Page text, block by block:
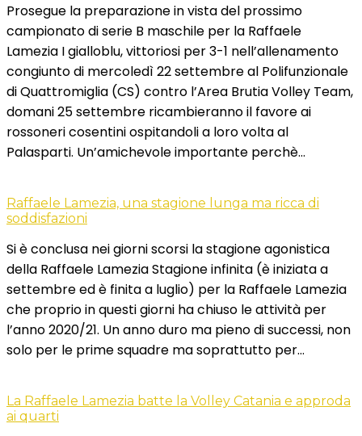
Prosegue la preparazione in vista del prossimo
campionato di serie B maschile per la Raffaele
Lamezia I gialloblu, vittoriosi per 3-1 nell’allenamento
congiunto di mercoledì 22 settembre al Polifunzionale
di Quattromiglia (CS) contro l’Area Brutia Volley Team,
domani 25 settembre ricambieranno il favore ai
rossoneri cosentini ospitandoli a loro volta al
Palasparti. Un’amichevole importante perchè…
Raffaele Lamezia, una stagione lunga ma ricca di
soddisfazioni
Si è conclusa nei giorni scorsi la stagione agonistica
della Raffaele Lamezia Stagione infinita (è iniziata a
settembre ed è finita a luglio) per la Raffaele Lamezia
che proprio in questi giorni ha chiuso le attività per
l’anno 2020/21. Un anno duro ma pieno di successi, non
solo per le prime squadre ma soprattutto per…
La Raffaele Lamezia batte la Volley Catania e approda
ai quarti